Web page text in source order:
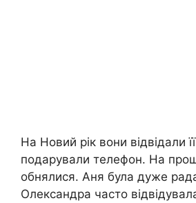
На Новий рік вони відвідали її
подарували телефон. На
обнялися. Аня була дуже
Олександра часто